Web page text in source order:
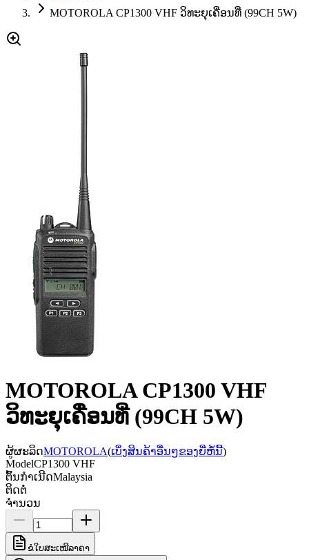
MOTOROLA CP1300 VHF ວິທະຍຸເຄື່ອນທີ່ (99CH 5W)
MOTOROLA CP1300 VHF
ວິທະຍຸເຄື່ອນທີ່ (99CH 5W)
ຜູ້ຜະລິດMOTOROLA(ເບິ່ງສິນຄ້າອື່ນໆຂອງຍີ່ຫໍ້ນີ້)
ModelCP1300 VHF
ຕົ້ນກຳເນີດMalaysia
ຕິດຕໍ່
ຈຳນວນ
ຂໍໃບສະເໜີລາຄາ